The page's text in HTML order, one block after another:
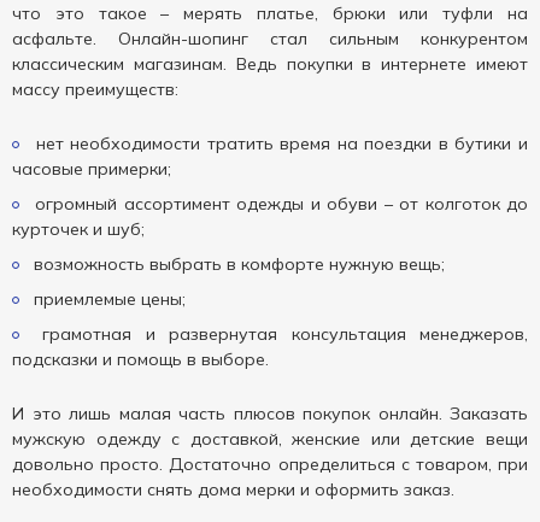
что это такое – мерять платье, брюки или туфли на
асфальте. Онлайн-шопинг стал сильным конкурентом
классическим магазинам. Ведь покупки в интернете имеют
массу преимуществ:
нет необходимости тратить время на поездки в бутики и
часовые примерки;
огромный ассортимент одежды и обуви – от колготок до
курточек и шуб;
возможность выбрать в комфорте нужную вещь;
приемлемые цены;
грамотная и развернутая консультация менеджеров,
подсказки и помощь в выборе.
И это лишь малая часть плюсов покупок онлайн. Заказать
мужскую одежду с доставкой, женские или детские вещи
довольно просто. Достаточно определиться с товаром, при
необходимости снять дома мерки и оформить заказ.